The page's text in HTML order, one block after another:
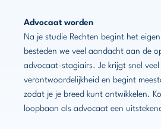
Advocaat worden
Na je studie Rechten begint het
besteden we veel aandacht aan de
advocaat-stagiairs. Je krijgt snel veel
verantwoordelijkheid en begint
zodat je je breed kunt ontwikkelen.
loopbaan als advocaat een